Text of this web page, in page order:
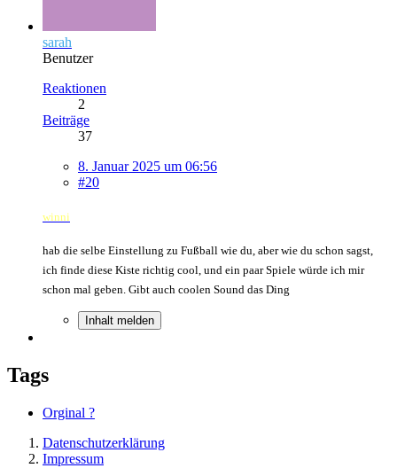
sarah
Benutzer
Reaktionen
2
Beiträge
37
8. Januar 2025 um 06:56
#20
winni
hab die selbe Einstellung zu Fußball wie du, aber wie du schon sagst,
ich finde diese Kiste richtig cool, und ein paar Spiele würde ich mir
schon mal geben. Gibt auch coolen Sound das Ding
Inhalt melden
Tags
Orginal ?
Datenschutzerklärung
Impressum